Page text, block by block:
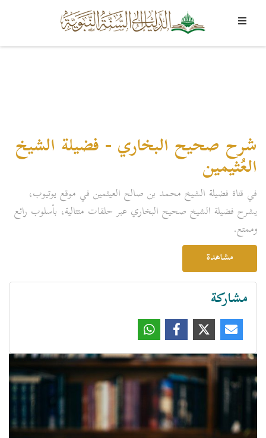
شرح صحيح البخاري - فضيلة الشيخ
العُثيمين
في قناة فضيلة الشيخ محمد بن صالح العيثمين في موقع يوتيوب،
يشرح فضيلة الشيخ صحيح البخاري عبر حلقات متتالية، بأسلوب رائع
وممتع.
مشاهدة
مشاركة